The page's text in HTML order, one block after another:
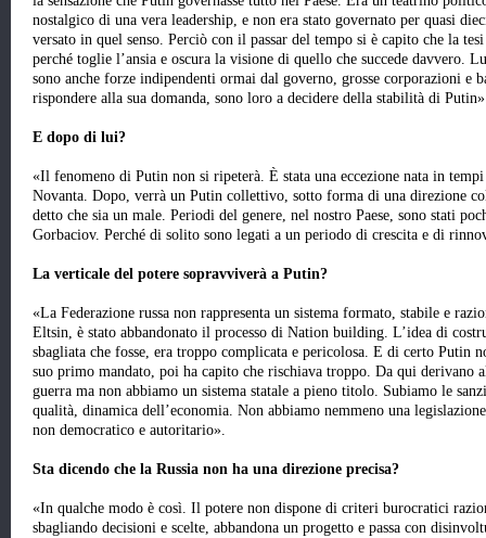
nostalgico di una vera leadership, e non era stato governato per quasi
versato in quel senso. Perciò con il passar del tempo si è capito che la
perché toglie l’ansia e oscura la visione di quello che succede davvero.
sono anche forze indipendenti ormai dal governo, grosse corporazioni e
rispondere alla sua domanda, sono loro a decidere della stabilità di
E dopo di lui?
«Il fenomeno di Putin non si ripeterà. È stata una eccezione nata in
Novanta. Dopo, verrà un Putin collettivo, sotto forma di una direzione
detto che sia un male. Periodi del genere, nel nostro Paese, sono stati
Gorbaciov. Perché di solito sono legati a un periodo di crescita e di
La verticale del potere sopravviverà a Putin?
«La Federazione russa non rappresenta un sistema formato, stabile e
Eltsin, è stato abbandonato il processo di Nation building. L’idea di
sbagliata che fosse, era troppo complicata e pericolosa. E di certo Putin
suo primo mandato, poi ha capito che rischiava troppo. Da qui derivano
guerra ma non abbiamo un sistema statale a pieno titolo. Subiamo le
qualità, dinamica dell’economia. Non abbiamo nemmeno una
non democratico e autoritario».
Sta dicendo che la Russia non ha una direzione precisa?
«In qualche modo è così. Il potere non dispone di criteri burocratici
sbagliando decisioni e scelte, abbandona un progetto e passa con